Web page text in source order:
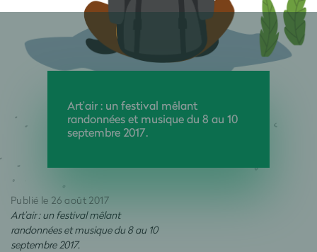
Art’air : un festival mêlant
randonnées et musique du 8 au 10
septembre 2017.
Publié le 26 août 2017
Art’air : un festival mêlant
randonnées et musique du 8 au 10
septembre 2017.